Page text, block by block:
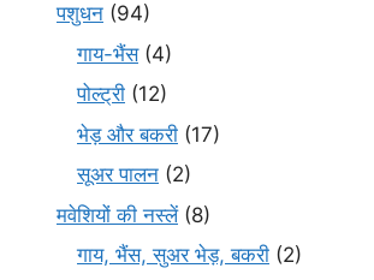
पशुधन (94)
गाय-भैंस(4)
पोल्ट्री (12)
भेड़ और बकरी (17)
सूअर पालन (2)
मवेशियों की नस्लें(8)
गाय, भैंस, सुअर भेड़, बकरी (2)